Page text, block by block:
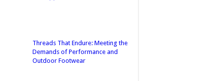
Threads That Endure: Meeting the
Demands of Performance and
Outdoor Footwear